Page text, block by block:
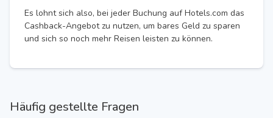
Es lohnt sich also, bei jeder Buchung auf Hotels.com das
Cashback-Angebot zu nutzen, um bares Geld zu sparen
und sich so noch mehr Reisen leisten zu können.
Häufig gestellte Fragen